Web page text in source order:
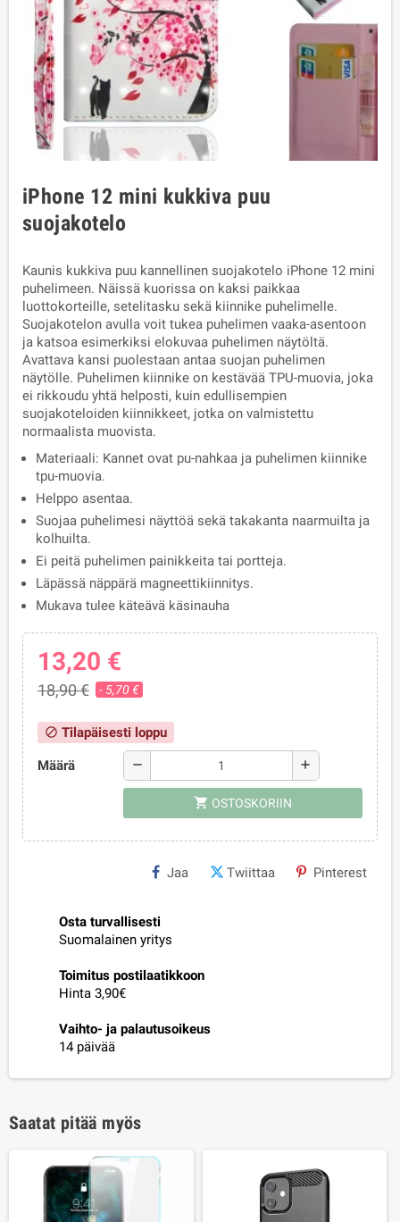
iPhone 12 mini kukkiva puu
suojakotelo
Kaunis kukkiva puu kannellinen suojakotelo iPhone 12 mini
puhelimeen. Näissä kuorissa on kaksi paikkaa
luottokorteille, setelitasku sekä kiinnike puhelimelle.
Suojakotelon avulla voit tukea puhelimen vaaka-asentoon
ja katsoa esimerkiksi elokuvaa puhelimen näytöltä.
Avattava kansi puolestaan antaa suojan puhelimen
näytölle. Puhelimen kiinnike on kestävää TPU-muovia, joka
ei rikkoudu yhtä helposti, kuin edullisempien
suojakoteloiden kiinnikkeet, jotka on valmistettu
normaalista muovista.
Materiaali: Kannet ovat pu-nahkaa ja puhelimen kiinnike
tpu-muovia.
Helppo asentaa.
Suojaa puhelimesi näyttöä sekä takakanta naarmuilta ja
kolhuilta.
Ei peitä puhelimen painikkeita tai portteja.
Läpässä näppärä magneettikiinnitys.
Mukava tulee käteävä käsinauha
13,20 €
18,90 € - 5,70 €
block Tilapäisesti loppu
Määrä remove add
shopping_cart OSTOSKORIIN
Jaa Twiittaa Pinterest
Osta turvallisesti
Suomalainen yritys
Toimitus postilaatikkoon
Hinta 3,90€
Vaihto- ja palautusoikeus
14 päivää
Saatat pitää myös